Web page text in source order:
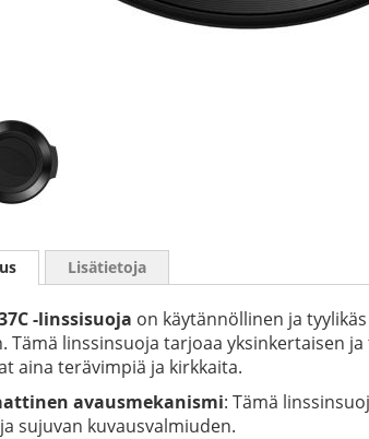
-linssisuoja on käytännöllinen ja
Tämä linssinsuoja tarjoaa yksinkertaisen
aina terävimpiä ja kirkkaita.
avausmekanismi: Tämä
sujuvan kuvausvalmiuden.
Lisätietoja